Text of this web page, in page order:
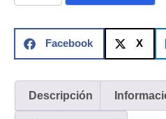
ConectoresCables
Armados -
CoaxialCategoría
ÓpticaPara
Alimentación
Facebook X
Descripción